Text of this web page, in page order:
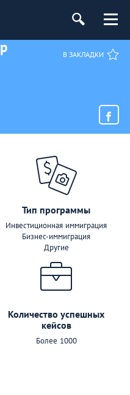
В ЗАКЛАДКИ
Тип программы
Инвестиционная иммиграция
Бизнес-иммиграция
Другие
Количество успешных
кейсов
Более 1000